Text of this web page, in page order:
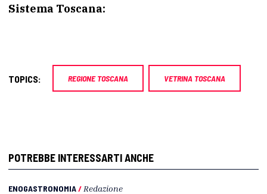
Sistema Toscana:
TOPICS: REGIONE TOSCANA VETRINA TOSCANA
POTREBBE INTERESSARTI ANCHE
ENOGASTRONOMIA/ Redazione